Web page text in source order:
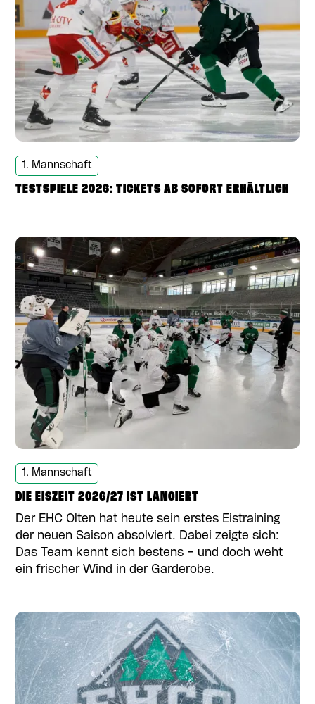
1. Mannschaft
TESTSPIELE 2026: TICKETS AB SOFORT ERHÄLTLICH
1. Mannschaft
DIE EISZEIT 2026/27 IST LANCIERT
Der EHC Olten hat heute sein erstes Eistraining
der neuen Saison absolviert. Dabei zeigte sich:
Das Team kennt sich bestens – und doch weht
ein frischer Wind in der Garderobe.